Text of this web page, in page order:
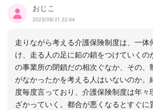
おじこ
2023/09/21 22:04
走りながら考える介護保険制度は、一体
け、走る人の足に鉛の鎖をつけていくの
の事業所の閉鎖だの相次ぐなか、その、
がなかったかを考える人はいないのか。
度毎度言っており、介護保険制度は年々
ざかっていく。都合が悪くなるとすぐに